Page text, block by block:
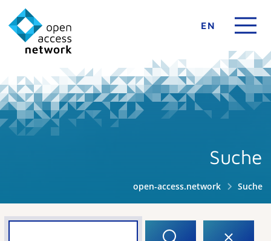
EN
Suche
open-access.network Suche